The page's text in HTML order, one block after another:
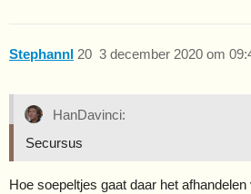
Stephannl 3 december 2020 om
20
HanDavinci:
Secursus
Hoe soepeltjes gaat daar het